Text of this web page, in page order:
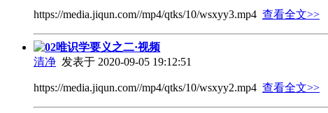
https://media.jiqun.com//mp4/qtks/10/wsxyy3.mp4 查看全文>>
02唯识学要义之二·视频
清净 发表于 2020-09-05 19:12:51
https://media.jiqun.com//mp4/qtks/10/wsxyy2.mp4 查看全文>>